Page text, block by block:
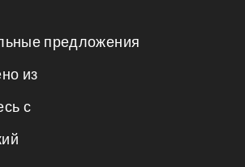
предложения
из
с